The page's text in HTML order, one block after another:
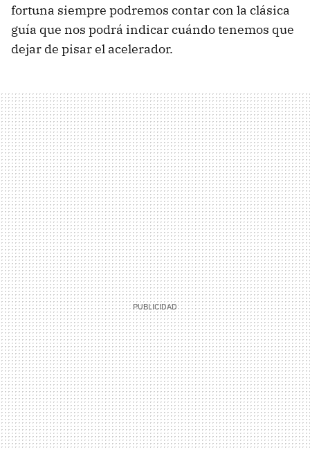
fortuna siempre podremos contar con la clásica
guía que nos podrá indicar cuándo tenemos que
dejar de pisar el acelerador.